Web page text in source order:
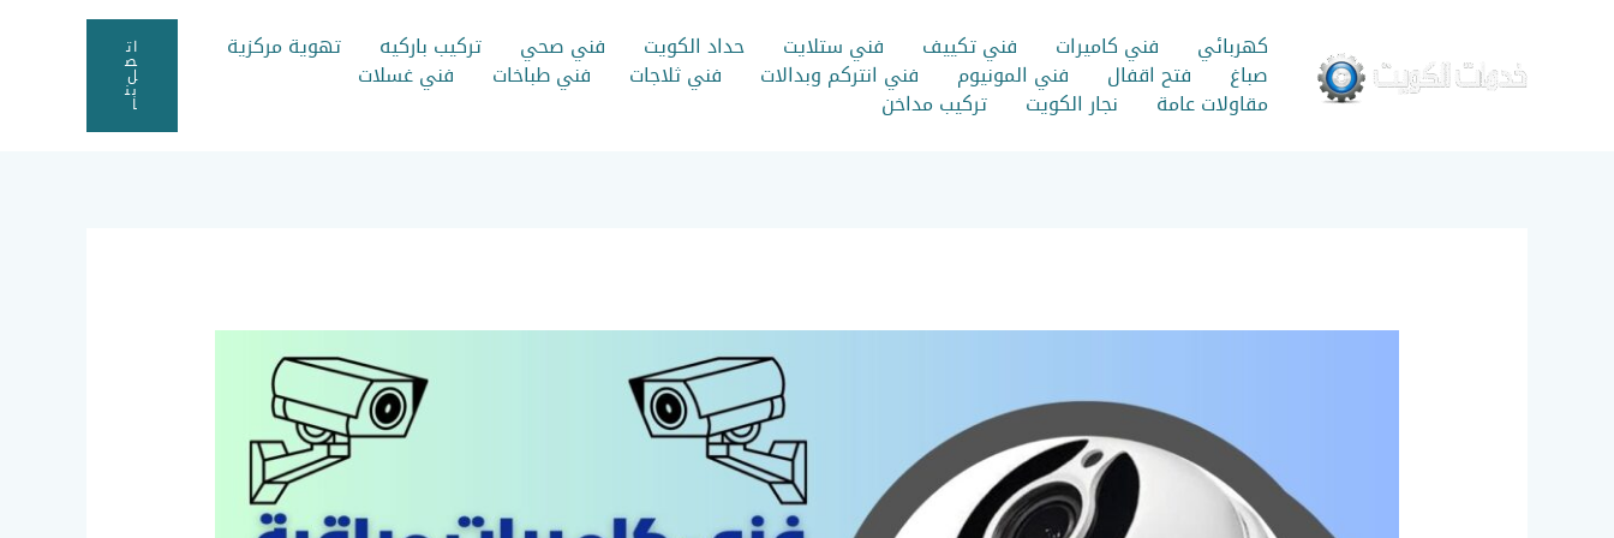
كهربائي فني كاميرات فني تكييف فني ستلايت حداد الكويت فني صحي تركيب باركيه تهوية مركزية
صباغ فتح اقفال فني المونيوم فني انتركم وبدالات فني ثلاجات فني طباخات فني غسلات
مقاولات عامة نجار الكويت تركيب مداخن
ات
ص
ل
بن
ا